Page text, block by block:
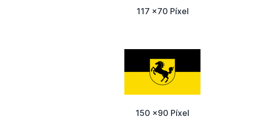
117 x70 Píxel
150 x90 Píxel